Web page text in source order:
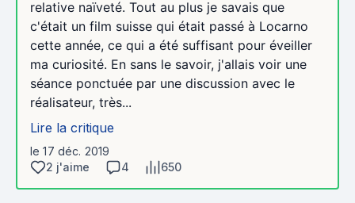
relative naïveté. Tout au plus je savais que
c'était un film suisse qui était passé à Locarno
cette année, ce qui a été suffisant pour éveiller
ma curiosité. En sans le savoir, j'allais voir une
séance ponctuée par une discussion avec le
réalisateur, très...
Lire la critique
le 17 déc. 2019
2 j'aime
4 650